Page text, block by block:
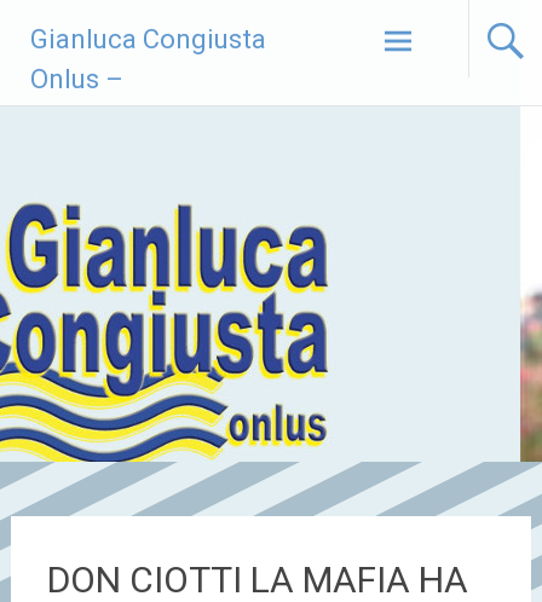
contenuto
Gianluca Congiusta
Onlus –
DON CIOTTI LA MAFIA HA